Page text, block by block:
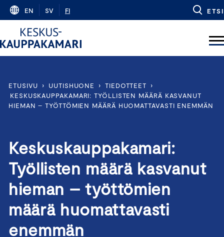
Skip
content
EN SV FI ETSI
ETUSIVU › UUTISHUONE › TIEDOTTEET
›
KESKUSKAUPPAKAMARI: TYÖLLISTEN MÄÄRÄ KASVANUT
HIEMAN – TYÖTTÖMIEN MÄÄRÄ HUOMATTAVASTI ENEMMÄN
Keskuskauppakamari:
Työllisten määrä kasvanut
hieman – työttömien
määrä huomattavasti
enemmän